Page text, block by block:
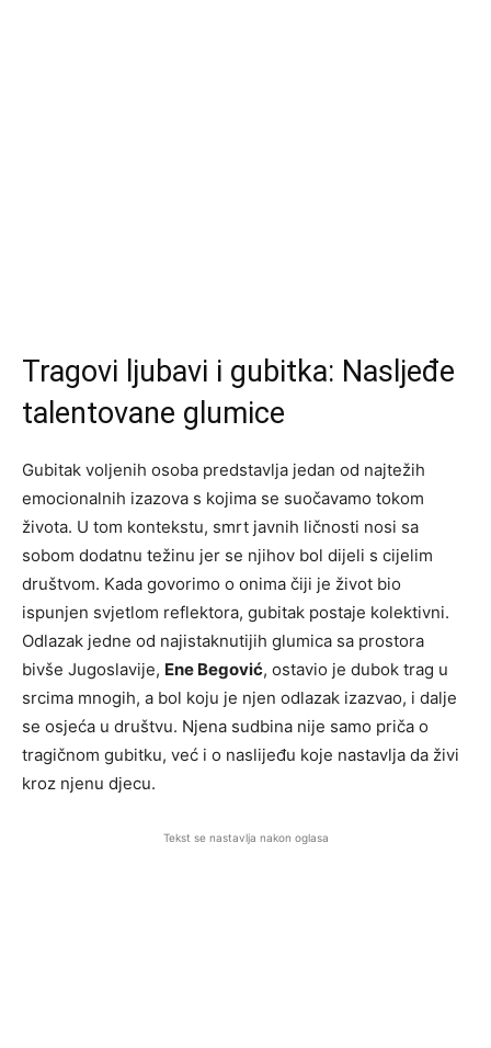
Tragovi ljubavi i gubitka: Nasljeđe
talentovane glumice
Gubitak voljenih osoba predstavlja jedan od najtežih
emocionalnih izazova s kojima se suočavamo tokom
života. U tom kontekstu, smrt javnih ličnosti nosi sa
sobom dodatnu težinu jer se njihov bol dijeli s cijelim
društvom. Kada govorimo o onima čiji je život bio
ispunjen svjetlom reflektora, gubitak postaje kolektivni.
Odlazak jedne od najistaknutijih glumica sa prostora
bivše Jugoslavije, Ene Begović, ostavio je dubok trag u
srcima mnogih, a bol koju je njen odlazak izazvao, i dalje
se osjeća u društvu. Njena sudbina nije samo priča o
tragičnom gubitku, već i o naslijeđu koje nastavlja da živi
kroz njenu djecu.
Tekst se nastavlja nakon oglasa